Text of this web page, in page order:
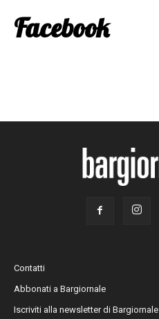
Facebook
Contatti
Abbonati a Bargiornale
Iscriviti alla newsletter di Bargiornale